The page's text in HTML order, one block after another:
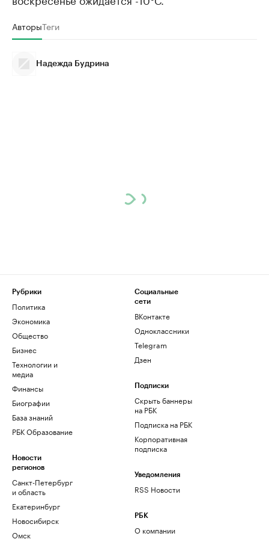
АвторыТеги
Надежда Будрина
Рубрики
Политика
Экономика
Общество
Бизнес
Технологии и
медиа
Финансы
Биографии
База знаний
РБК Образование
Новости
регионов
Санкт-Петербург
и область
Екатеринбург
Новосибирск
Омск
Социальные
сети
ВКонтакте
Одноклассники
Telegram
Дзен
Подписки
Скрыть баннеры
на РБК
Подписка на РБК
Корпоративная
подписка
Уведомления
RSS Новости
РБК
О компании